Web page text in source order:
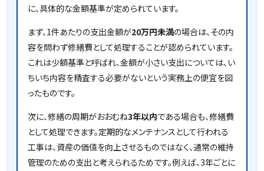
に、具体的な金額基準が定められています。
まず、1件あたりの支出金額が20万円未満の場合は、その内
容を問わず修繕費として処理することが認められています。
これは少額基準と呼ばれ、金額が小さい支出については、い
ちいち内容を精査する必要がないという実務上の便宜を図
ったものです。
次に、修繕の周期がおおむね3年以内である場合も、修繕費
として処理できます。定期的なメンテナンスとして行われる
工事は、資産の価値を向上させるものではなく、通常の維持
管理のための支出と考えられるためです。例えば、3年ごとに